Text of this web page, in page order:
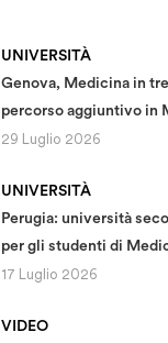
UNIVERSITÀ
Genova, Medicina in
percorso aggiuntivo in
29 Luglio 2026
UNIVERSITÀ
Perugia: università
per gli studenti di
17 Luglio 2026
VIDEO